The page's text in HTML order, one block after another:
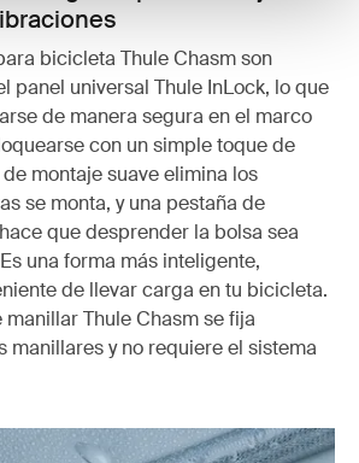
bicicleta Thule Chasm son
panel universal Thule InLock, lo que
de manera segura en el marco
con un simple toque de
montaje suave elimina los
se monta, y una pestaña de
que desprender la bolsa sea
una forma más inteligente,
de llevar carga en tu bicicleta.
manillar Thule Chasm se fija
manillares y no requiere el sistema